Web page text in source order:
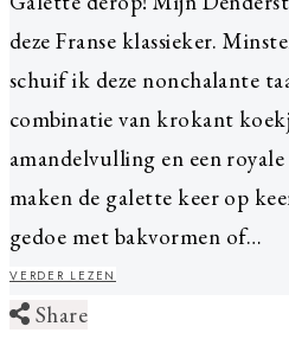
deze Franse klassieker.
schuif ik deze nonchalante
combinatie van krokant
amandelvulling en een
maken de galette keer op
gedoe met bakvormen of…
VERDER LEZEN
Share